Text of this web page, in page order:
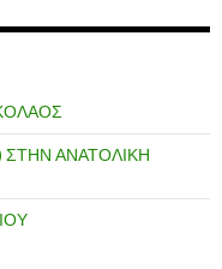
ΣΤΗΝ ΑΝΑΤΟΛΙΚΗ